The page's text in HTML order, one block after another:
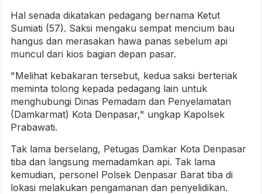
Hal senada dikatakan pedagang bernama Ketut
Sumiati (57). Saksi mengaku sempat mencium bau
hangus dan merasakan hawa panas sebelum api
muncul dari kios bagian depan pasar.
"Melihat kebakaran tersebut, kedua saksi berteriak
meminta tolong kepada pedagang lain untuk
menghubungi Dinas Pemadam dan Penyelamatan
(Damkarmat) Kota Denpasar," ungkap Kapolsek
Prabawati.
Tak lama berselang, Petugas Damkar Kota Denpasar
tiba dan langsung memadamkan api. Tak lama
kemudian, personel Polsek Denpasar Barat tiba di
lokasi melakukan pengamanan dan penyelidikan.